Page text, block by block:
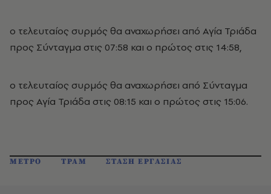
ο τελευταίος συρμός θα αναχωρήσει από Αγία Τριάδα
προς Σύνταγμα στις 07:58 και ο πρώτος στις 14:58,
ο τελευταίος συρμός θα αναχωρήσει από Σύνταγμα
προς Αγία Τριάδα στις 08:15 και ο πρώτος στις 15:06.
ΜΕΤΡΟ ΤΡΑΜ ΣΤΑΣΗ ΕΡΓΑΣΙΑΣ